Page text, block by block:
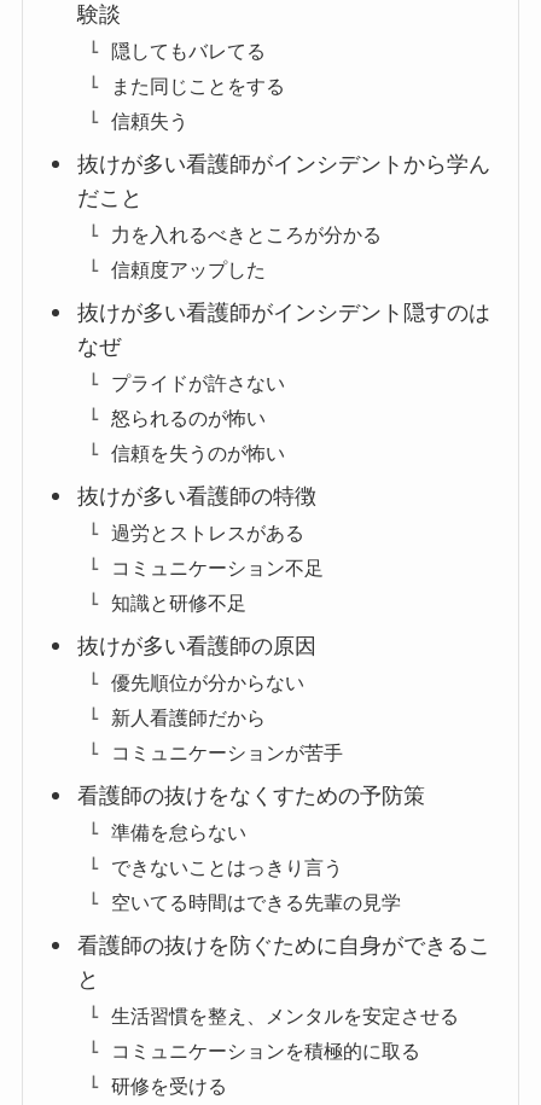
験談
隠してもバレてる
また同じことをする
信頼失う
抜けが多い看護師がインシデントから学ん
だこと
力を入れるべきところが分かる
信頼度アップした
抜けが多い看護師がインシデント隠すのは
なぜ
プライドが許さない
怒られるのが怖い
信頼を失うのが怖い
抜けが多い看護師の特徴
過労とストレスがある
コミュニケーション不足
知識と研修不足
抜けが多い看護師の原因
優先順位が分からない
新人看護師だから
コミュニケーションが苦手
看護師の抜けをなくすための予防策
準備を怠らない
できないことはっきり言う
空いてる時間はできる先輩の見学
看護師の抜けを防ぐために自身ができるこ
と
生活習慣を整え、メンタルを安定させる
コミュニケーションを積極的に取る
研修を受ける